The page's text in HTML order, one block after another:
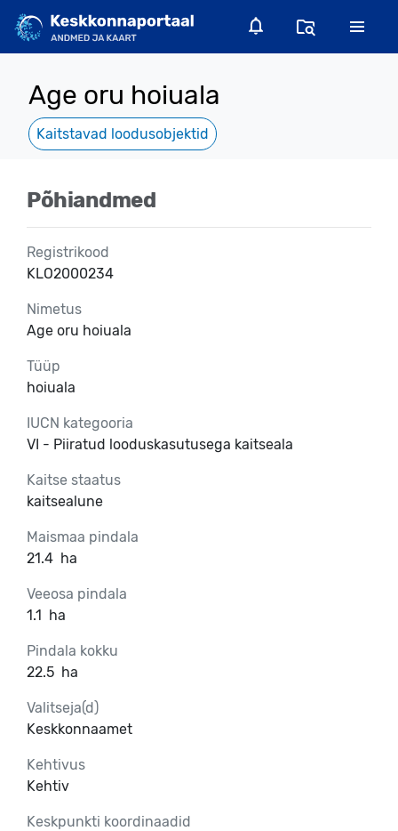
Age oru hoiuala
Kaitstavad loodusobjektid
Põhiandmed
Registrikood
KLO2000234
Nimetus
Age oru hoiuala
Tüüp
hoiuala
IUCN kategooria
VI - Piiratud looduskasutusega kaitseala
Kaitse staatus
kaitsealune
Maismaa pindala
21.4 ha
Veeosa pindala
1.1 ha
Pindala kokku
22.5 ha
Valitseja(d)
Keskkonnaamet
Kehtivus
Kehtiv
Keskpunkti koordinaadid